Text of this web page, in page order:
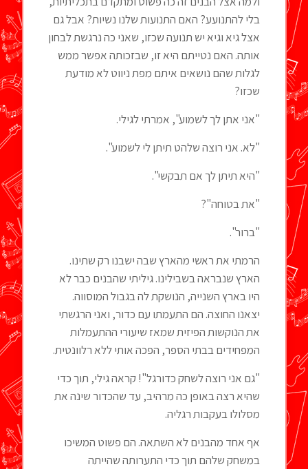
בלי להתנועע? האם התנועות שלנו נשיות? אבל גם
אצל גיא וגיא יש תנועה שכזו, שאני כה נרגשת לבחון
אותה. האם נטייתם היא זו, שבזכותה אפשר ממש
לגלות שהם נושאים איתם מפת ניווט לא מודעת
שכזו?
"אני אתן לך לשמוע", אמרתי לגילי.
"לא. אני רוצה שלהט תיתן לי לשמוע".
"היא תיתן לך אם תבקשי".
"את בטוחה"?
"ברור".
הרמתי את ראשי מהארץ שבה ישבנו רק שתינו.
הארץ שנבראה בשבילינו. גיליתי שהבנים כבר לא
היו בארץ השנייה, הנושקת לה בגבול המוסווה.
יצאנו החוצה. הם התעמתו עם כדור, ואני הרגשתי
את הנוקשות הפיזית שמאז שיעורי ההתעמלות
המפחידים בבתי הספר, הפכה אותי ללא רלוונטית.
"גם אני רוצה לשחק כדורגל"! קראה גילי, תוך כדי
שהיא רצה באופן כה מרהיב, עד שהכדור שינה את
מסלולו בעקבות רגליה.
אף אחד מהבנים לא השתאה. הם פשוט המשיכו
במשחק שלהם תוך כדי התערותה שהייתה